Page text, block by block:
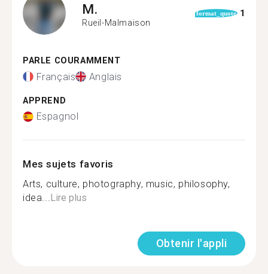
M.
Rueil-Malmaison
format_quote 1
PARLE COURAMMENT
Français Anglais
APPREND
Espagnol
Mes sujets favoris
Arts, culture, photography, music, philosophy,
idea...Lire plus
Obtenir l'appli